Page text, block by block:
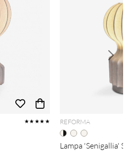
★★★★★ REFORMA
Lampa 'Senigallia' S